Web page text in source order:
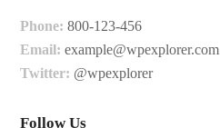
Phone: 800-123-456
Email: example@wpexplorer.com
Twitter: @wpexplorer
Follow Us